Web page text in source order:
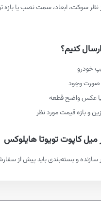
نظر سوکت، ابعاد، سمت نصب یا
کنیم؟
خودرو
وجود
عکس واضح قطعه
و بازه قیمت مورد نظر
میل کاپوت تویوتا هایلوکس
و بسته‌بندی باید پیش از